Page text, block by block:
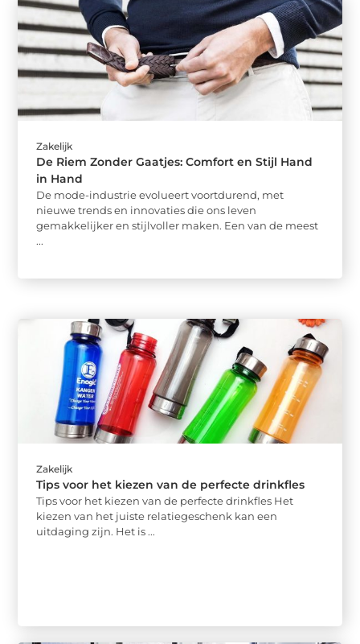
Zakelijk
De Riem Zonder Gaatjes: Comfort en Stijl Hand
in Hand
De mode-industrie evolueert voortdurend, met
nieuwe trends en innovaties die ons leven
gemakkelijker en stijlvoller maken. Een van de meest
...
Zakelijk
Tips voor het kiezen van de perfecte drinkfles
Tips voor het kiezen van de perfecte drinkfles Het
kiezen van het juiste relatiegeschenk kan een
uitdaging zijn. Het is ...